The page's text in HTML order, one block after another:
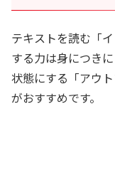
テキストを読む「
する力は身につき
状態にする「アウ
がおすすめです。